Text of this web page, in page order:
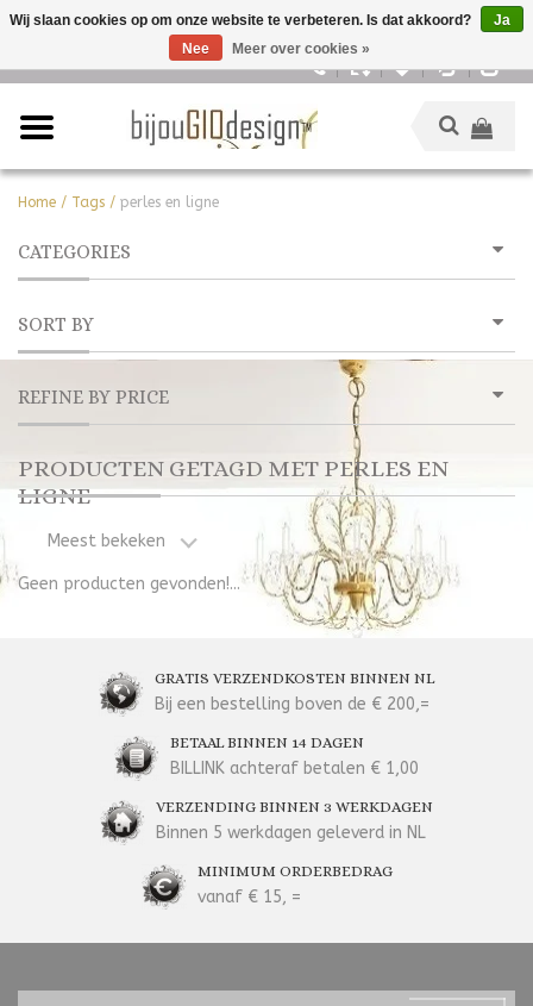
Home / Tags / perles en ligne
CATEGORIES
SORT BY
REFINE BY PRICE
PRODUCTEN GETAGD MET PERLES EN
LIGNE
Meest bekeken
Geen producten gevonden!...
GRATIS VERZENDKOSTEN BINNEN NL
Bij een bestelling boven de € 200,=
BETAAL BINNEN 14 DAGEN
BILLINK achteraf betalen € 1,00
VERZENDING BINNEN 3 WERKDAGEN
Binnen 5 werkdagen geleverd in NL
MINIMUM ORDERBEDRAG
vanaf € 15, =
Wij slaan cookies op om onze website te verbeteren. Is dat akkoord?
Ja
Nee
Meer over cookies »